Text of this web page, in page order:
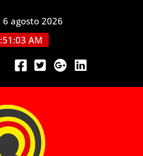
6 agosto 2026
AM